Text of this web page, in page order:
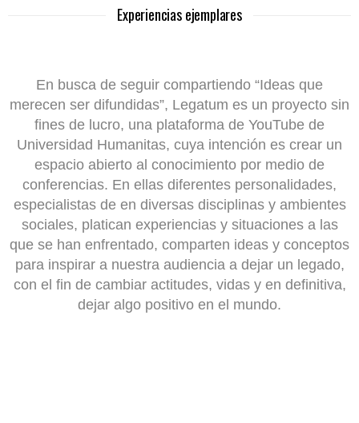
Experiencias ejemplares
En busca de seguir compartiendo “Ideas que
merecen ser difundidas”, Legatum es un proyecto sin
fines de lucro, una plataforma de YouTube de
Universidad Humanitas, cuya intención es crear un
espacio abierto al conocimiento por medio de
conferencias. En ellas diferentes personalidades,
especialistas de en diversas disciplinas y ambientes
sociales, platican experiencias y situaciones a las
que se han enfrentado, comparten ideas y conceptos
para inspirar a nuestra audiencia a dejar un legado,
con el fin de cambiar actitudes, vidas y en definitiva,
dejar algo positivo en el mundo.